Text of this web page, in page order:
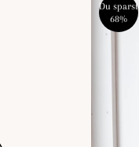
Du sparst
68%